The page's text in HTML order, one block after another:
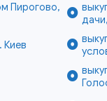
Пирогово,
Киев